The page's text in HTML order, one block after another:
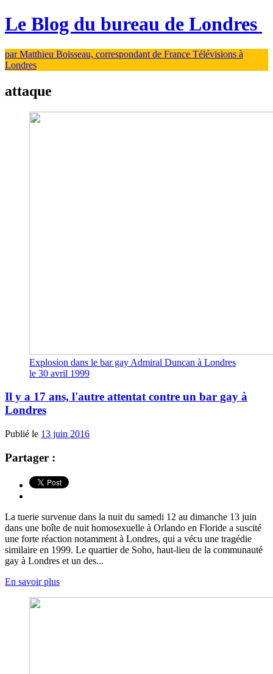
Le Blog du bureau de Londres
par Matthieu Boisseau, correspondant de France Télévisions à
Londres
attaque
Explosion dans le bar gay Admiral Duncan à Londres
le 30 avril 1999
Il y a 17 ans, l'autre attentat contre un bar gay à
Londres
Publié le 13 juin 2016
Partager :
La tuerie survenue dans la nuit du samedi 12 au dimanche 13 juin
dans une boîte de nuit homosexuelle à Orlando en Floride a suscité
une forte réaction notamment à Londres, qui a vécu une tragédie
similaire en 1999. Le quartier de Soho, haut-lieu de la communauté
gay à Londres et un des...
En savoir plus